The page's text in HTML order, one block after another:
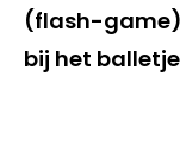
(flash-
bij het